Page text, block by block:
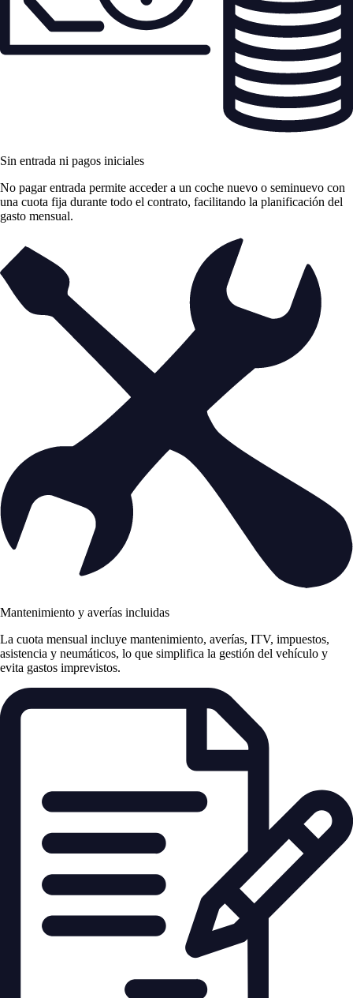
Sin entrada ni pagos iniciales
No pagar entrada permite acceder a un coche nuevo o seminuevo con
una cuota fija durante todo el contrato, facilitando la planificación del
gasto mensual.
Mantenimiento y averías incluidas
La cuota mensual incluye mantenimiento, averías, ITV, impuestos,
asistencia y neumáticos, lo que simplifica la gestión del vehículo y
evita gastos imprevistos.